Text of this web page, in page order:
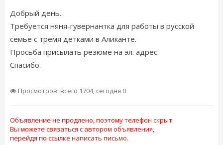
Добрый день.
Требуется няня-гувернантка для работы в русской
семье с тремя детками в Аликанте.
Просьба присылать резюме на эл. адрес.
Спасибо.
Просмотров: всего 1704, сегодня 0
Объявление не продлено, поэтому телефон скрыт.
Вы можете связаться с автором объявления,
перейдя по ссылке написать письмо.